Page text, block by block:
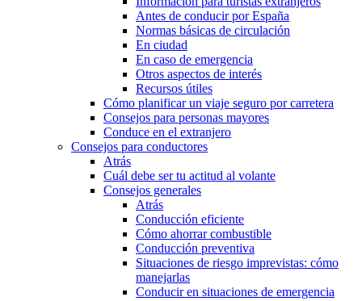
Antes de conducir por España
Normas básicas de circulación
En ciudad
En caso de emergencia
Otros aspectos de interés
Recursos útiles
Cómo planificar un viaje seguro por carretera
Consejos para personas mayores
Conduce en el extranjero
Consejos para conductores
Atrás
Cuál debe ser tu actitud al volante
Consejos generales
Atrás
Conducción eficiente
Cómo ahorrar combustible
Conducción preventiva
Situaciones de riesgo imprevistas: cómo
manejarlas
Conducir en situaciones de emergencia